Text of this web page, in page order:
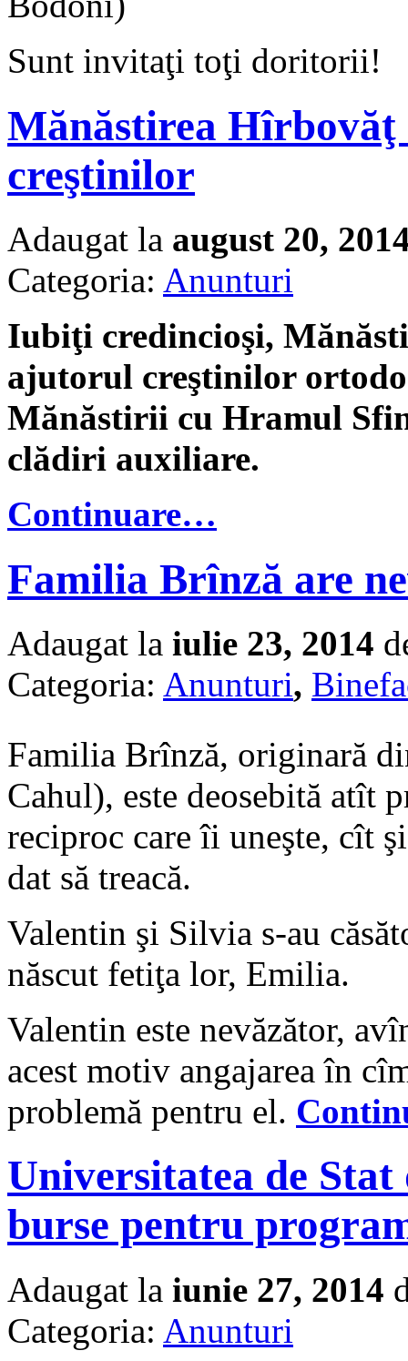
Sunt invitaţi toţi doritorii!
Mănăstirea Hîrbovăţ
creştinilor
Adaugat la august 20,
Categoria: Anunturi
Iubiţi credincioşi,
ajutorul creştinilor
Mănăstirii cu Hramul
clădiri auxiliare.
Continuare…
Familia Brînză are
Adaugat la iulie 23, 2014
Categoria: Anunturi,
Familia Brînză, originară
Cahul), este deosebită atît
reciproc care îi uneşte, cît
dat să treacă.
Valentin şi Silvia s-au
născut fetiţa lor, Emilia.
Valentin este nevăzător,
acest motiv angajarea în
problemă pentru el.
Universitatea de
burse pentru
Adaugat la iunie 27, 2014
Categoria: Anunturi